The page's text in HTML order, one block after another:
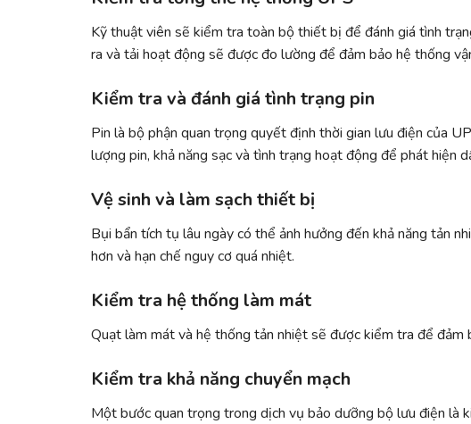
Kỹ thuật viên sẽ kiểm tra toàn bộ thiết bị để đánh giá tình
ra và tải hoạt động sẽ được đo lường để đảm bảo hệ thống
Kiểm tra và đánh giá tình trạng pin
Pin là bộ phận quan trọng quyết định thời gian lưu điện của
lượng pin, khả năng sạc và tình trạng hoạt động để phát hiện
Vệ sinh và làm sạch thiết bị
Bụi bẩn tích tụ lâu ngày có thể ảnh hưởng đến khả năng tản
hơn và hạn chế nguy cơ quá nhiệt.
Kiểm tra hệ thống làm mát
Quạt làm mát và hệ thống tản nhiệt sẽ được kiểm tra để
Kiểm tra khả năng chuyển mạch
Một bước quan trọng trong dịch vụ bảo dưỡng bộ lưu điện là